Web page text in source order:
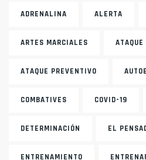
ADRENALINA ALERTA
ARTES MARCIALES ATAQUE
ATAQUE PREVENTIVO
COMBATIVES COVID-19
DETERMINACIÓN EL
ENTRENAMIENTO